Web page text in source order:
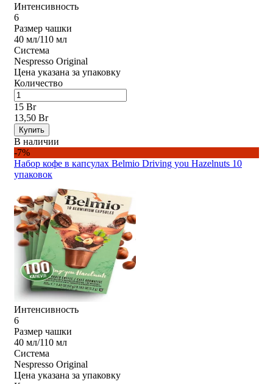
Интенсивность
6
Размер чашки
40 мл/110 мл
Система
Nespresso Original
Цена указана за упаковку
Количество
15 Br
13,50 Br
Купить
В наличии
-7%
Набор кофе в капсулах Belmio Driving you Hazelnuts 10
упаковок
Интенсивность
6
Размер чашки
40 мл/110 мл
Система
Nespresso Original
Цена указана за упаковку